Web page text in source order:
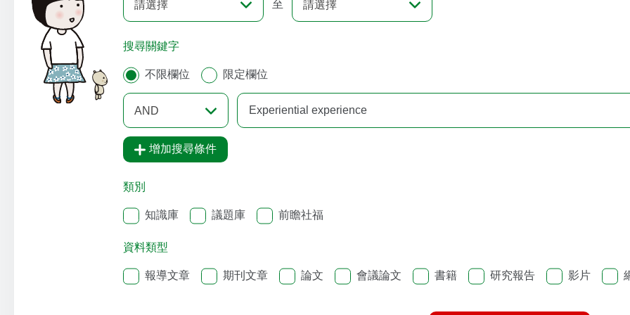
請選擇 至 請選擇
搜尋關鍵字
不限欄位 限定欄位
AND
增加搜尋條件
類別
知識庫 議題庫 前瞻社福
資料類型
報導文章 期刊文章 論文 會議論文 書籍 研究報告 影片